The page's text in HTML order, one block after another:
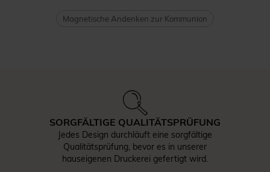
Magnetische Andenken zur Kommunion
SORGFÄLTIGE QUALITÄTSPRÜFUNG
Jedes Design durchläuft eine sorgfältige
Qualitätsprüfung, bevor es in unserer
hauseigenen Druckerei gefertigt wird.